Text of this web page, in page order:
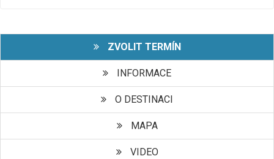
ZVOLIT TERMÍN
INFORMACE
O DESTINACI
MAPA
VIDEO